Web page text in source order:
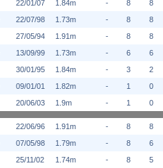
22/01/07 1.84m - 8
8
22/07/98 1.73m - 8
8
27/05/94 1.91m - 8
8
13/09/99 1.73m - 6
6
30/01/95 1.84m - 3
2
09/01/01 1.82m - 1
0
20/06/03 1.9m - 1 0
22/06/96 1.91m - 8
8
07/05/98 1.79m - 8
6
25/11/02 1.74m - 8
5